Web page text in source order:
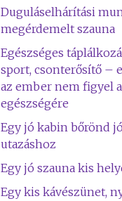
Duguláselhárítási
megérdemelt szauna
Egészséges
sport, csonterősítő –
az ember nem figyel
egészségére
Egy jó kabin bőrönd
utazáshoz
Egy jó szauna kis
Egy kis kávészünet,